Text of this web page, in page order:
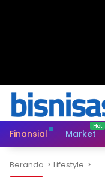
Finansial Market
Beranda Lifestyle